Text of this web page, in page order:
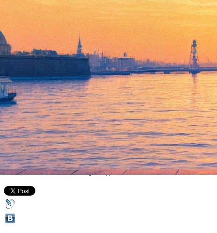
На кастинг для мюзикла
"Пола Негри" прибыли
Носков, Смолкин, Ожогин,
Стоцкая (фото)
28 июня 2013,05:38 Версия для печати